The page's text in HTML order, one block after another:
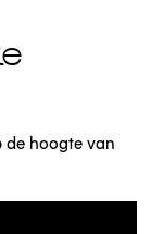
de hoogte van